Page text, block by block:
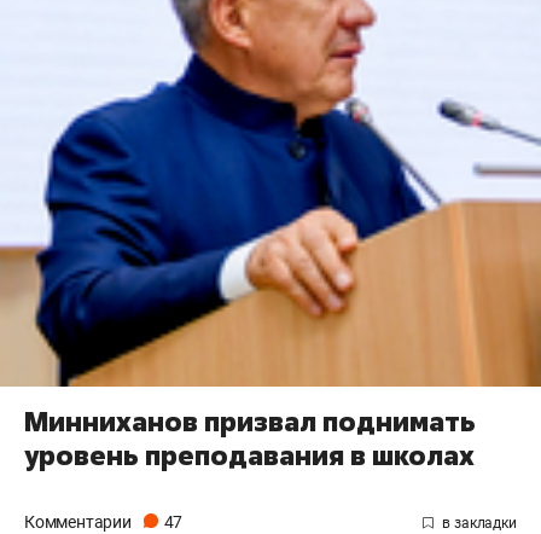
Минниханов призвал поднимать
уровень преподавания в школах
Комментарии 47